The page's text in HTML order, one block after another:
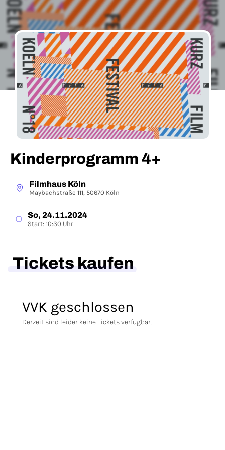
Kinderprogramm 4+
Filmhaus Köln
Maybachstraße 111, 50670 Köln
So, 24.11.2024
Start: 10:30 Uhr
Tickets kaufen
VVK geschlossen
Derzeit sind leider keine Tickets verfügbar.